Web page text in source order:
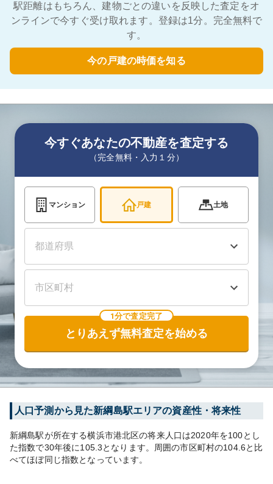
駅距離はもちろん、建物ごとの違いを反映した査定をオ
ンラインで今すぐ受け取れます。登録は1分。完全無料で
す。
今の戸建の時価を知る
今すぐあなたの不動産を査定する
（完全無料・入力１分）
マンション 戸建 土地
1分で査定完了
とりあえず無料査定を始める
人口予測から見た新綱島駅エリアの資産性・将来性
新綱島駅が所在する横浜市港北区の将来人口は2020年を100とし
た指数で30年後に105.3となります。 周囲の市区町村の104.6と比
べてほぼ同じ指数となっています。